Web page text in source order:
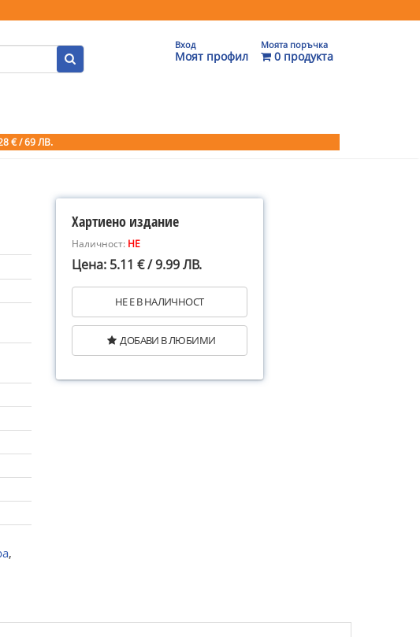
Вход
Моят профил
Моята поръчка
0 продукта
€ / 69 ЛВ.
,
Хартиено издание
Наличност: НЕ
Цена: 5.11 € / 9.99 ЛВ.
НЕ Е В НАЛИЧНОСТ
ДОБАВИ В ЛЮБИМИ